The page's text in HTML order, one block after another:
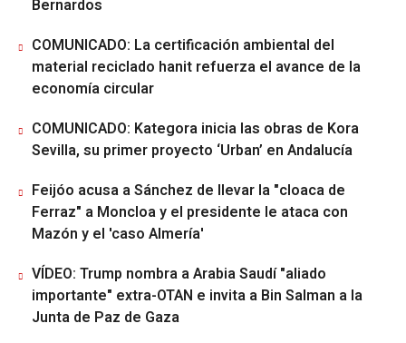
Bernardos
COMUNICADO: La certificación ambiental del
material reciclado hanit refuerza el avance de la
economía circular
COMUNICADO: Kategora inicia las obras de Kora
Sevilla, su primer proyecto ‘Urban’ en Andalucía
Feijóo acusa a Sánchez de llevar la "cloaca de
Ferraz" a Moncloa y el presidente le ataca con
Mazón y el 'caso Almería'
VÍDEO: Trump nombra a Arabia Saudí "aliado
importante" extra-OTAN e invita a Bin Salman a la
Junta de Paz de Gaza